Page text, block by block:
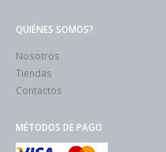
QUIÉNES SOMOS?
Nosotros
Tiendas
Contactos
MÉTODOS DE PAGO